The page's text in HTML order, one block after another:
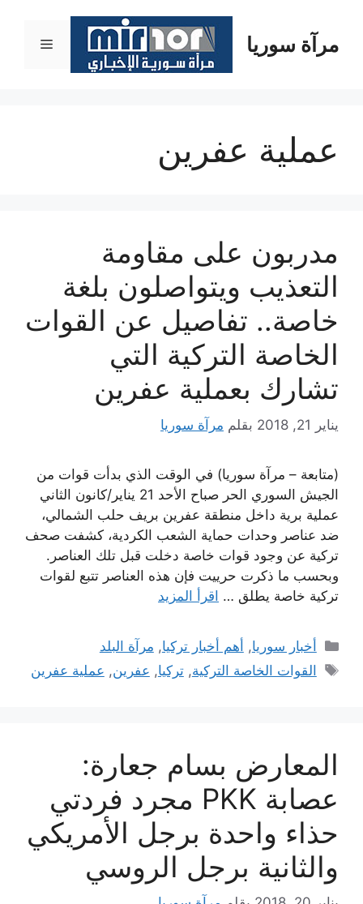
المحتوىمرآة سوريا القائمة
عملية عفرين
مدربون على مقاومة
التعذيب ويتواصلون بلغة
خاصة.. تفاصيل عن القوات
الخاصة التركية التي
تشارك بعملية عفرين
يناير 21, 2018 بقلم مرآة سوريا
(متابعة – مرآة سوريا) في الوقت الذي بدأت قوات من
الجيش السوري الحر صباح الأحد 21 يناير/كانون الثاني
عملية برية داخل منطقة عفرين بريف حلب الشمالي،
ضد عناصر وحدات حماية الشعب الكردية، كشفت صحف
تركية عن وجود قوات خاصة دخلت قبل تلك العناصر.
وبحسب ما ذكرت حرييت فإن هذه العناصر تتبع لقوات
تركية خاصة يطلق … اقرأ المزيد
التصنيفات
أخبار سوريا, أهم أخبار تركيا, مرآة البلد
الوسوم
القوات الخاصة التركية,تركيا, عفرين, عملية عفرين
المعارض بسام جعارة:
عصابة PKK مجرد فردتي
حذاء واحدة برجل الأمريكي
والثانية برجل الروسي